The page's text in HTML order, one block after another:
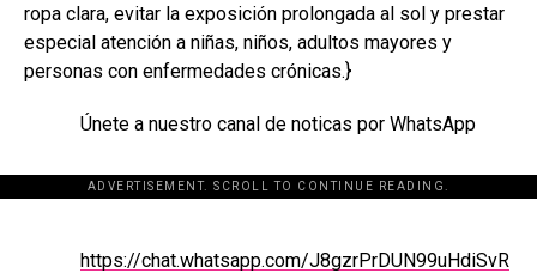
ropa clara, evitar la exposición prolongada al sol y prestar
especial atención a niñas, niños, adultos mayores y
personas con enfermedades crónicas.}
Únete a nuestro canal de noticas por WhatsApp
ADVERTISEMENT. SCROLL TO CONTINUE READING.
[adsforwp id="243463"]
https://chat.whatsapp.com/J8gzrPrDUN99uHdiSvR